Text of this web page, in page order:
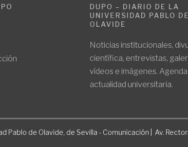
DUPO – DIARIO DE LA
UNIVERSIDAD PABLO DE
OLAVIDE
Noticias institucionales,
científica, entrevistas,
vídeos e imágenes.
actualidad universitaria.
Pablo de Olavide, de Sevilla - Comunicación | Av.